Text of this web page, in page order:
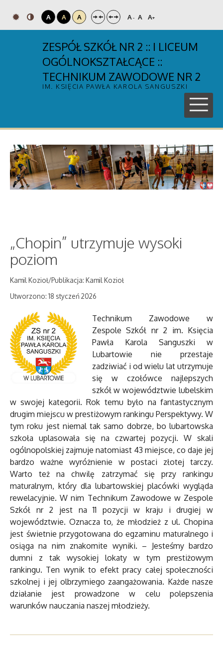
A A A A- A A+
ZESPÓŁ SZKÓŁ NR 2 :: I LICEUM
OGÓLNOKSZTAŁCĄCE ::
TECHNIKUM ZAWODOWE NR 2
IM. KSIĘCIA PAWŁA KAROLA SANGUSZKI
„Chopin” utrzymuje wysoki
poziom
Kamil Kozioł/Publikacja: Kamil Kozioł
Utworzono: 18 styczeń 2026
Technikum Zawodowe w
Zespole Szkół nr 2 im. Księcia
Pawła Karola Sanguszki w
Lubartowie nie przestaje
zadziwiać i od wielu lat utrzymuje
się w czołówce najlepszych
szkół w województwie lubelskim
w swojej kategorii. Rok temu było na fantastycznym
drugim miejscu w prestiżowym rankingu Perspektywy. W
tym roku jest niemal tak samo dobrze, bo lubartowska
szkoła uplasowała się na czwartej pozycji. W skali
ogólnopolskiej zajmuje natomiast 43 miejsce, co daje jej
bardzo ważne wyróżnienie w postaci złotej tarczy.
Warto też na chwilę zatrzymać się przy rankingu
maturalnym, który dla lubartowskiej placówki wygląda
rewelacyjnie. W nim Technikum Zawodowe w Zespole
Szkół nr 2 jest na 11 pozycji w kraju i drugiej w
województwie. Oznacza to, że młodzież z ul. Chopina
jest świetnie przygotowana do egzaminu maturalnego i
osiąga na nim znakomite wyniki. – Jesteśmy bardzo
dumni z tak wysokiej lokaty w tym prestiżowym
rankingu. Ten wynik to efekt pracy całej społeczności
szkolnej i jej olbrzymiego zaangażowania. Każde nasze
działanie jest prowadzone w celu polepszenia
warunków nauczania naszej młodzieży.